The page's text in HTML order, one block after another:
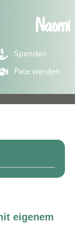
Naomi
Spenden
Pate werden
eigenem